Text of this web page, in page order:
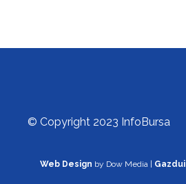
© Copyright 2023 InfoBursa
Web Design by Dow Media |